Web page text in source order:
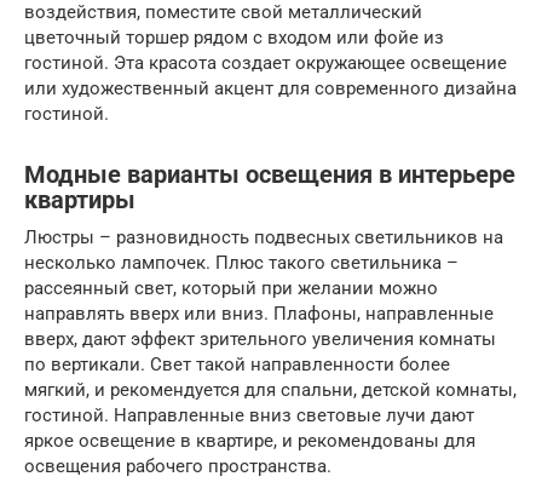
воздействия, поместите свой металлический
цветочный торшер рядом с входом или фойе из
гостиной. Эта красота создает окружающее освещение
или художественный акцент для современного дизайна
гостиной.
Модные варианты освещения в интерьере
квартиры
Люстры – разновидность подвесных светильников на
несколько лампочек. Плюс такого светильника –
рассеянный свет, который при желании можно
направлять вверх или вниз. Плафоны, направленные
вверх, дают эффект зрительного увеличения комнаты
по вертикали. Свет такой направленности более
мягкий, и рекомендуется для спальни, детской комнаты,
гостиной. Направленные вниз световые лучи дают
яркое освещение в квартире, и рекомендованы для
освещения рабочего пространства.